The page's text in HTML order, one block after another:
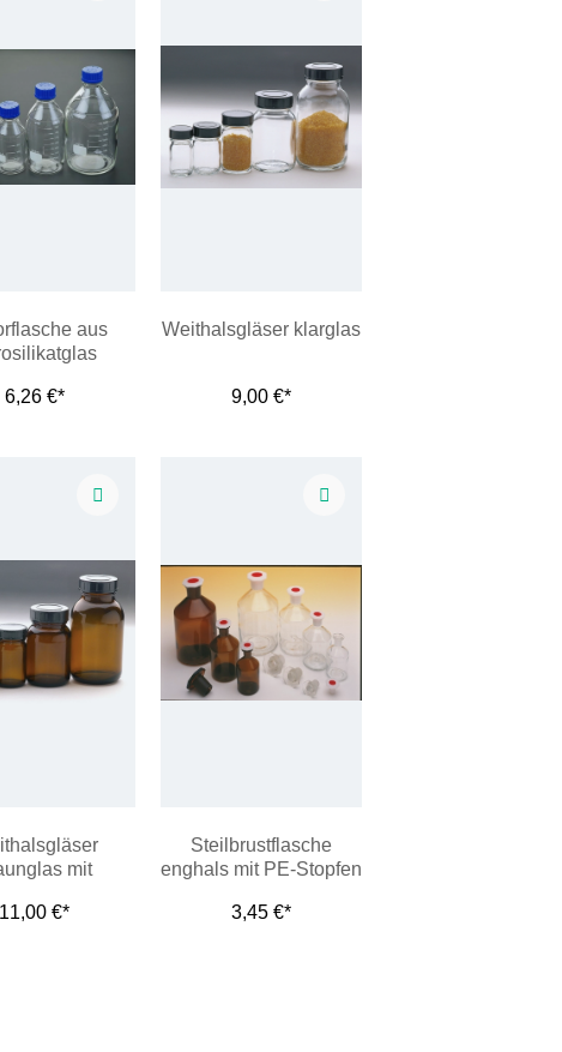
aus
6,26 €*
Weithalsgläser klarglas
9,00 €*
mit
Kunststoff
11,00 €*
Steilbrustflasche
enghals mit PE-Stopfen
3,45 €*